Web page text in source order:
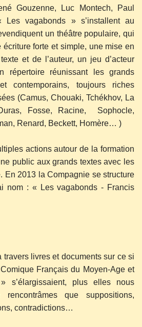
Gouzenne, Luc Montech, Paul
Les vagabonds » s’installent au
un théâtre populaire, qui
écriture forte et simple, une mise en
et de l’auteur, un jeu d’acteur
répertoire réunissant les grands
contemporains, toujours riches
(Camus, Chouaki, Tchékhov, La
Fosse, Racine, Sophocle,
Renard, Beckett, Homère… )
actions autour de la formation
public aux grands textes avec les
En 2013 la Compagnie se structure
nom : « Les vagabonds - Francis
travers livres et documents sur ce si
Français du Moyen-Age et
s’élargissaient, plus elles nous
que suppositions,
contradictions…